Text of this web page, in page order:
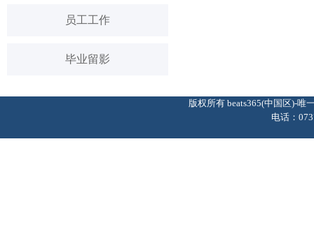
员工工作
毕业留影
版权所有 beats365(中国区)-
电话：